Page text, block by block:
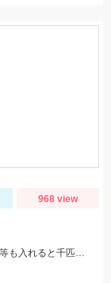
968 view
解禁日から4回目の釣行で300匹以上釣れている、ハヤ等も入れると千匹、手返し大変